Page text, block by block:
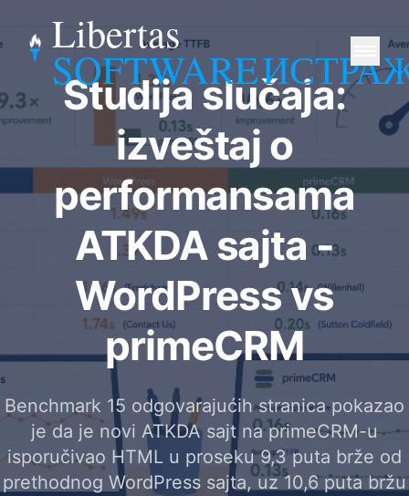
Libertas
SOFTWARE
Studija slučaja:
izveštaj o
performansama
ATKDA sajta -
WordPress vs
primeCRM
Benchmark 15 odgovarajućih stranica pokazao
je da je novi ATKDA sajt na primeCRM-u
isporučivao HTML u proseku 9,3 puta brže od
prethodnog WordPress sajta, uz 10,6 puta bržu